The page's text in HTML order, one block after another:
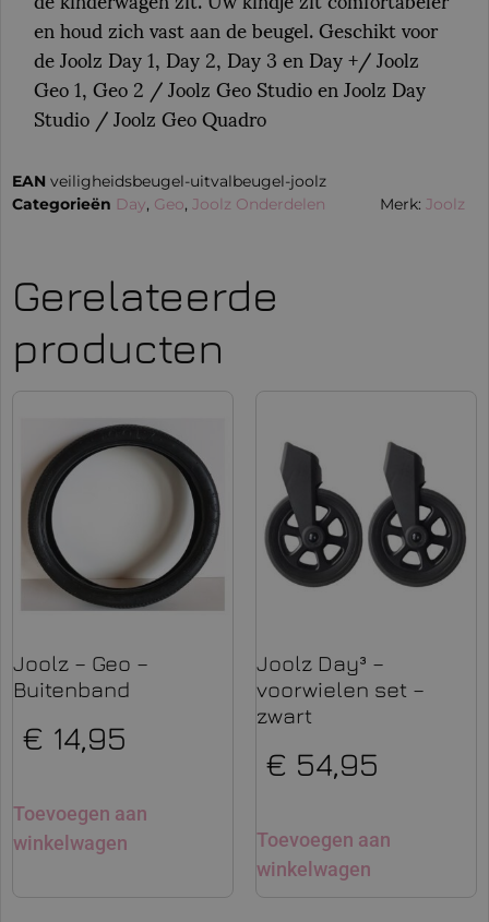
en houd zich vast aan de beugel. Geschikt voor
de Joolz Day 1, Day 2, Day 3 en Day +/ Joolz
Geo 1, Geo 2 / Joolz Geo Studio en Joolz Day
Studio / Joolz Geo Quadro
EAN veiligheidsbeugel-uitvalbeugel-joolz
Categorieën Day, Geo, Joolz Onderdelen Merk: Joolz
Gerelateerde
producten
Joolz – Geo –
Buitenband
€ 14,95
Toevoegen aan
winkelwagen
Joolz Day³ –
voorwielen set –
zwart
€ 54,95
Toevoegen aan
winkelwagen